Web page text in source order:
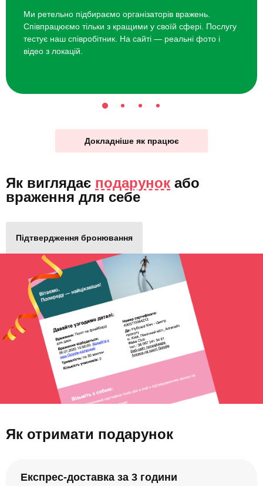
Ми ретельно підбираємо організаторів вражень.
Співпрацюємо тільки з кращими у своїй сфері. Послугу
тестує наш співробітник. На сайті — реальні фото і
відео з локацій.
Докладніше як працює
Як виглядає подарунок або
враження для себе
Підтвердження бронювання
Як отримати подарунок
Експрес-доставка за 3 години